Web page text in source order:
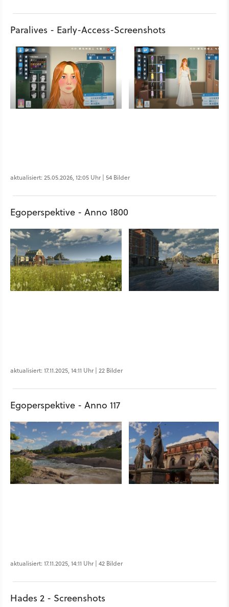
Paralives - Early-Access-Screenshots
aktualisiert: 25.05.2026, 12:05 Uhr | 54 Bilder
Egoperspektive - Anno 1800
aktualisiert: 17.11.2025, 14:11 Uhr | 22 Bilder
Egoperspektive - Anno 117
aktualisiert: 17.11.2025, 14:11 Uhr | 42 Bilder
Hades 2 - Screenshots